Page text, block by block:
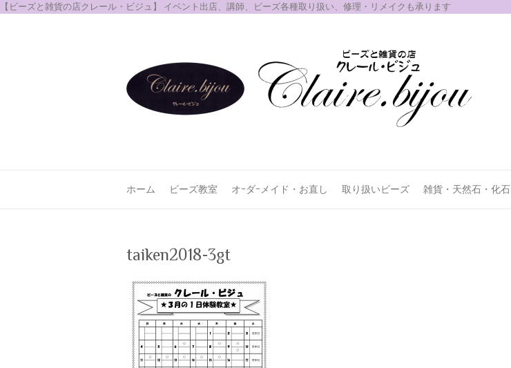
【ビーズと雑貨の店クレール・ビジュ】 イベント出店、講師、ビーズ各種取り扱い、修理・リメイクも承ります
ホーム ビーズ教室 オｰダｰメイド・お直し 取り扱いビーズ 雑貨・天然石・化石
taiken2018-3gt